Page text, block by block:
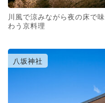
川風で涼みながら夜の床で味
わう京料理
八坂神社